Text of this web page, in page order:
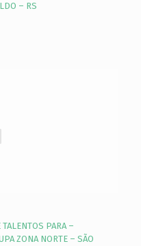
– RS
PARA –
ZONA NORTE – SÃO